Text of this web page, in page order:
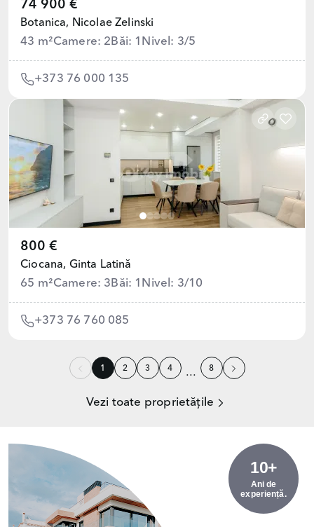
74 900 €
Botanica, Nicolae Zelinski
43 m²Camere: 2 Băi: 1 Nivel: 3/5
+373 76 000 135
800 €
Ciocana, Ginta Latină
65 m²Camere: 3 Băi: 1 Nivel: 3/10
+373 76 760 085
1 2 3 4 ... 8
Vezi toate proprietățile
10+
Ani de
experiență.